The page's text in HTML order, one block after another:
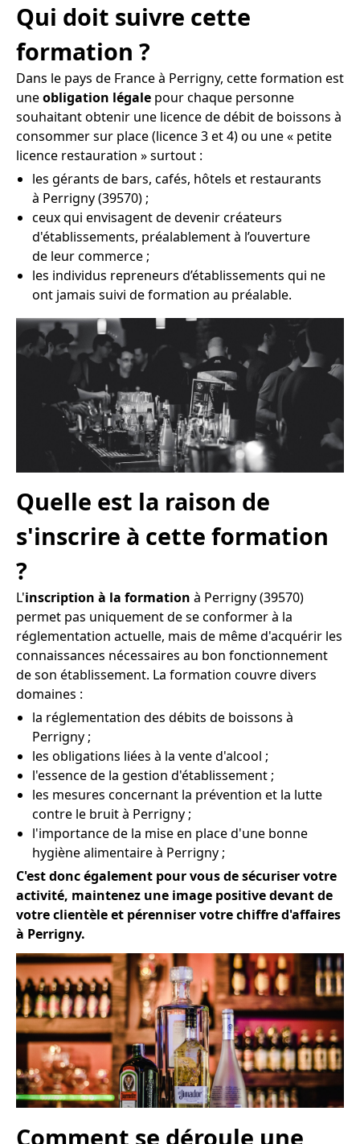
Qui doit suivre cette
formation ?
Dans le pays de France à Perrigny, cette formation est
uneobligation légale pour chaque personne
souhaitant obtenir une licence de débit de boissons à
consommer sur place (licence 3 et 4) ou une « petite
licence restauration » surtout :
les gérants de bars, cafés, hôtels et restaurants
à Perrigny (39570) ;
ceux qui envisagent de devenir créateurs
d'établissements, préalablement à l’ouverture
de leur commerce ;
les individus repreneurs d’établissements qui ne
ont jamais suivi de formation au préalable.
Quelle est la raison de
s'inscrire à cette formation
?
L'inscription à la formation à Perrigny (39570)
permet pas uniquement de se conformer à la
réglementation actuelle, mais de même d'acquérir les
connaissances nécessaires au bon fonctionnement
de son établissement. La formation couvre divers
domaines :
la réglementation des débits de boissons à
Perrigny ;
les obligations liées à la vente d'alcool ;
l'essence de la gestion d'établissement ;
les mesures concernant la prévention et la lutte
contre le bruit à Perrigny ;
l'importance de la mise en place d'une bonne
hygiène alimentaire à Perrigny ;
C'est donc également pour vous de sécuriser votre
activité, maintenez une image positive devant de
votre clientèle et pérenniser votre chiffre d'affaires
à Perrigny.
Comment se déroule une